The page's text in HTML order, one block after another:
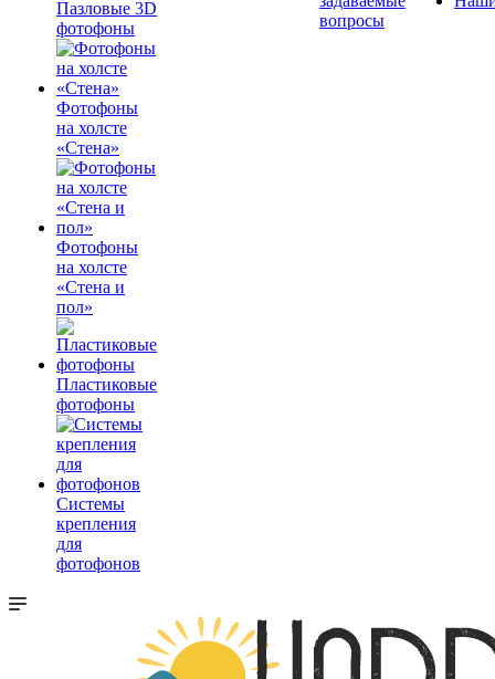
Пазловые 3D
фотофоны
Фотофоны
на холсте
«Стена»
Фотофоны
на холсте
«Стена и
пол»
Пластиковые
фотофоны
Системы
крепления
для
фотофонов
вопросы